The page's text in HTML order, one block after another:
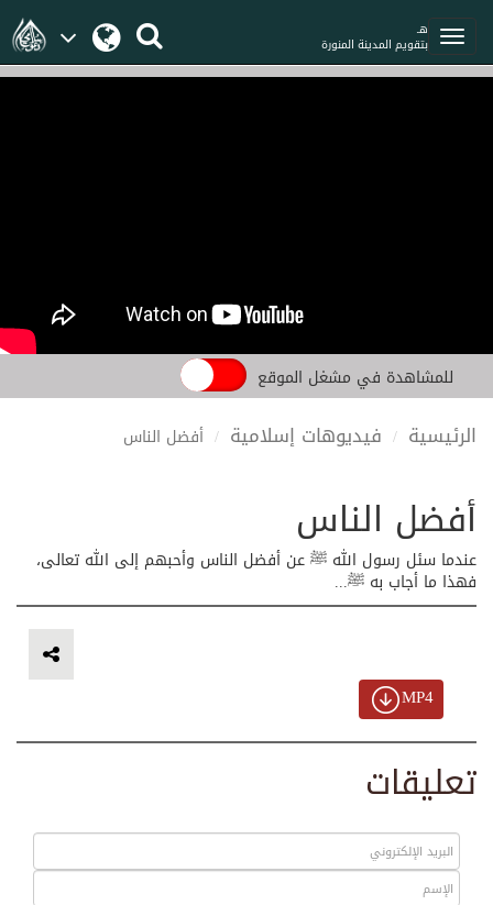
هـ
بتقويم المدينة المنورة
للمشاهدة في مشغل الموقع
الرئيسية فيديوهات إسلامية أفضل الناس
أفضل الناس
عندما سئل رسول الله ﷺ عن أفضل الناس وأحبهم إلى الله تعالى،
فهذا ما أجاب به ﷺ...
MP4
تعليقات